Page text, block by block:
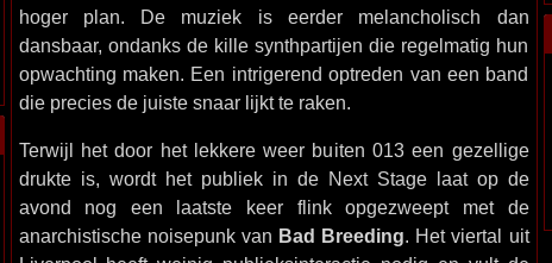
hoger plan. De muziek is eerder melancholisch dan
dansbaar, ondanks de kille synthpartijen die regelmatig hun
opwachting maken. Een intrigerend optreden van een band
die precies de juiste snaar lijkt te raken.
Terwijl het door het lekkere weer buiten 013 een gezellige
drukte is, wordt het publiek in de Next Stage laat op de
avond nog een laatste keer flink opgezweept met de
anarchistische noisepunk van Bad Breeding. Het viertal uit